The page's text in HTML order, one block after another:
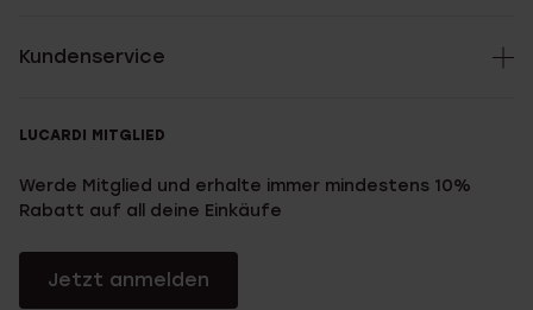
Kundenservice
LUCARDI MITGLIED
Werde Mitglied und erhalte immer mindestens 10%
Rabatt auf all deine Einkäufe
Jetzt anmelden